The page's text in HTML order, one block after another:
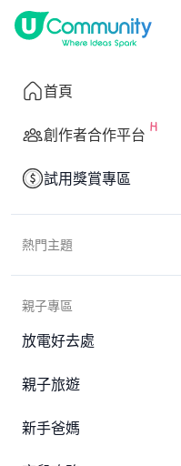
首頁
創作者合作平台
試用獎賞專區
熱門主題
親子專區
放電好去處
親子旅遊
新手爸媽